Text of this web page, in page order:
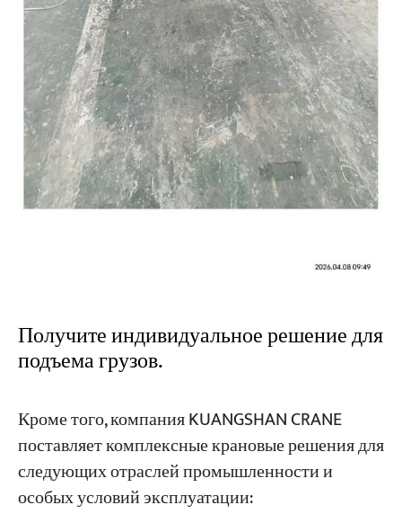
Получите индивидуальное решение для
подъема грузов.
Кроме того, компания KUANGSHAN CRANE
поставляет комплексные крановые решения для
следующих отраслей промышленности и
особых условий эксплуатации: